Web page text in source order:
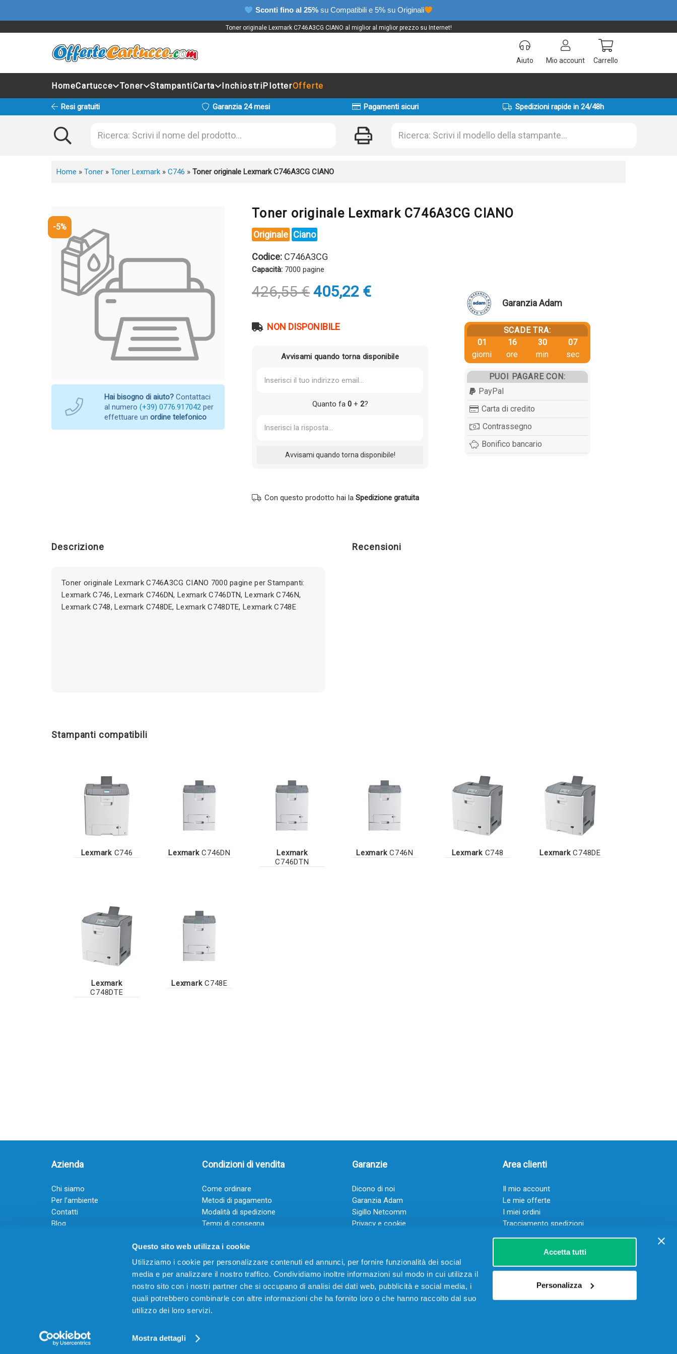
Questo sito web utilizza i cookie
Utilizziamo i cookie per personalizzare contenuti ed annunci, per fornire funzionalità dei social
media e per analizzare il nostro traffico. Condividiamo inoltre informazioni sul modo in cui utilizza il
nostro sito con i nostri partner che si occupano di analisi dei dati web, pubblicità e social media, i
quali potrebbero combinarle con altre informazioni che ha fornito loro o che hanno raccolto dal suo
utilizzo dei loro servizi.
Mostra dettagli
Accetta tutti
Personalizza
Sconti fino al 25% su Compatibili e 5% su Originali
Toner originale Lexmark C746A3CG CIANO al miglior al miglior prezzo su Internet!
Aiuto Mio account Carrello
HomeCartucce Toner StampantiCarta InchiostriPlotterOfferte
Resi gratuiti Garanzia 24 mesi Pagamenti sicuri Spedizioni rapide in 24/48h
Home » Toner » Toner Lexmark » C746 » Toner originale Lexmark C746A3CG CIANO
-5%
Hai bisogno di aiuto? Contattaci
al numero (+39) 0776.917042 per
effettuare un ordine telefonico
Toner originale Lexmark C746A3CG CIANO
Originale Ciano
Codice: C746A3CG
Capacità: 7000 pagine
426,55€ Il
prezzo
era:
405,22 €Il
NON DISPONIBILE
Avvisami quando torna disponibile
Quanto fa 0+ 2?
Con questo prodotto hai la Spedizione gratuita
Garanzia Adam
SCADE TRA:
01
giorni
16
ore
30
min
07
sec
PUOI PAGARE CON:
PayPal
Carta di credito
Contrassegno
Bonifico bancario
Descrizione
Toner originale Lexmark C746A3CG CIANO 7000 pagine per Stampanti:
Lexmark C746, Lexmark C746DN, Lexmark C746DTN, Lexmark C746N,
Lexmark C748, Lexmark C748DE, Lexmark C748DTE, Lexmark C748E
Recensioni
Stampanti compatibili
LexmarkC746 LexmarkC746DN
Lexmark
C746DTN
LexmarkC746N LexmarkC748 LexmarkC748DE
Lexmark
C748DTE
LexmarkC748E
Azienda
Chi siamo
Per l’ambiente
Contatti
Blog
Guadagna con il Dropship
Condizioni di vendita
Come ordinare
Metodi di pagamento
Modalità di spedizione
Tempi di consegna
Garanzie
Dicono di noi
Garanzia Adam
Sigillo Netcomm
Privacy e cookie
Area clienti
Il mio account
Le mie offerte
I miei ordini
Tracciamento spedizioni
Resi
Servizio clienti
Powered by